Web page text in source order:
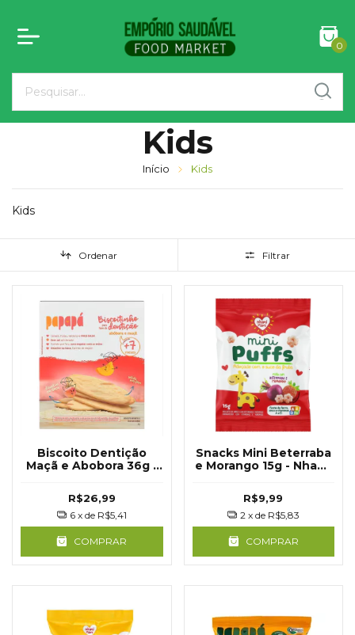
0
Kids
Início Kids
Kids
Ordenar Filtrar
Biscoito Dentição
Maçã e Abobora 36g -
R$26,99
6 x de R$5,41
COMPRAR
Snacks Mini Beterraba
e Morango 15g - Nhami
R$9,99
2 x de R$5,83
COMPRAR